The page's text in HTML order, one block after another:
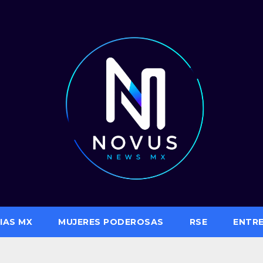
MX MUJERES PODEROSAS RSE